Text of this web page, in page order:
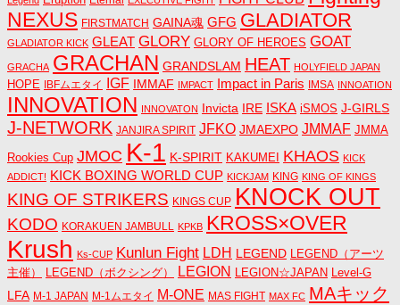
NEXUS FIRSTMATCH GAINA魂 GFG GLADIATOR
GLADIATOR KICK GLEAT GLORY GLORY OF HEROES GOAT
GRACHA GRACHAN GRANDSLAM HEAT HOLYFIELD JAPAN
HOPE IBFムエタイ IGF IMMAF IMPACT Impact in Paris IMSA INNOATION
INNOVATION INNOVATON Invicta IRE ISKA iSMOS J-GIRLS
J-NETWORK JANJIRA SPIRIT JFKO JMAEXPO JMMAF JMMA
Rookies Cup JMOC K-1 K-SPIRIT KAKUMEI KHAOS KICK
ADDICT! KICK BOXING WORLD CUP KICKJAM KING KING OF KINGS
KING OF STRIKERS KINGS CUP KNOCK OUT
KODO KORAKUEN JAMBULL KPKB KROSS×OVER
Krush Ks-CUP Kunlun Fight LDH LEGEND LEGEND（アーツ
主催）
LEGEND（ボクシング） LEGION LEGION☆JAPAN Level-G
LFA M-1 JAPAN M-1ムエタイ M-ONE MAS FIGHT MAX FC MAキック